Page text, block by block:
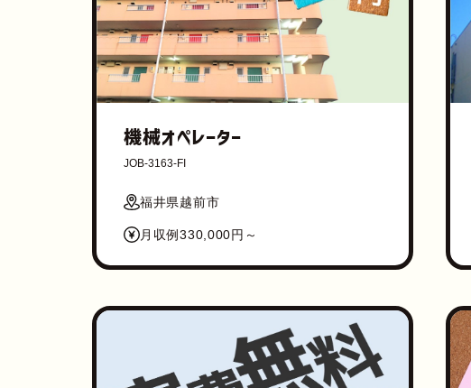
機械オペレーター
JOB-3163-FI
福井県越前市
月収例330,000円～